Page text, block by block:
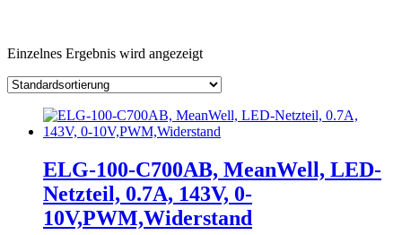
Hersteller
Auf Lager
Ausgangsspannung
Ausgangsstrom
Ausgang Anschluss
Eingang Anschluss
einstellbar
passiv(1)
Einzelnes Ergebnis wird angezeigt
ELG-100-C700AB, MeanWell, LED-
Netzteil, 0.7A, 143V, 0-
10V,PWM,Widerstand